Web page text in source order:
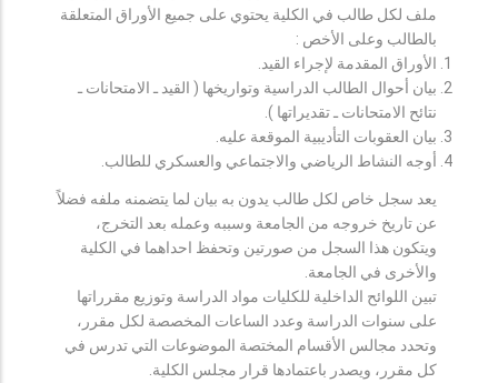
ملف لكل طالب في الكلية يحتوي على جميع الأوراق المتعلقة
بالطالب وعلى الأخص :
الأوراق المقدمة لإجراء القيد.
بيان أحوال الطالب الدراسية وتواريخها ( القيد ـ الامتحانات ـ
نتائح الامتحانات ـ تقديراتها ).
بيان العقوبات التأديبية الموقعة عليه.
أوجه النشاط الرياضي والاجتماعي والعسكري للطالب.
يعد سجل خاص لكل طالب يدون به بيان لما يتضمنه ملفه فضلاً
عن تاريخ خروجه من الجامعة وسببه وعمله بعد التخرج،
ويتكون هذا السجل من صورتين وتحفظ احداهما في الكلية
والأخرى في الجامعة.
تبين اللوائح الداخلية للكليات مواد الدراسة وتوزيع مقرراتها
على سنوات الدراسة وعدد الساعات المخصصة لكل مقرر،
وتحدد مجالس الأقسام المختصة الموضوعات التي تدرس في
كل مقرر، ويصدر باعتمادها قرار مجلس الكلية.